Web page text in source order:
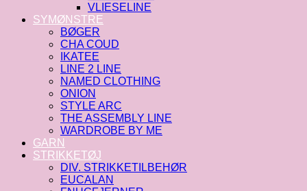
VLIESELINE
SYMØNSTRE
BØGER
CHA COUD
IKATEE
LINE 2 LINE
NAMED CLOTHING
ONION
STYLE ARC
THE ASSEMBLY LINE
WARDROBE BY ME
GARN
STRIKKETØJ
DIV. STRIKKETILBEHØR
EUCALAN